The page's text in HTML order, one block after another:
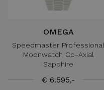
OMEGA
Speedmaster Professional
Moonwatch Co-Axial
Sapphire
€ 6.595,-